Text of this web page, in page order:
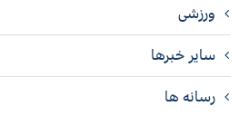
ورزشی
سایر خبرها
رسانه ها